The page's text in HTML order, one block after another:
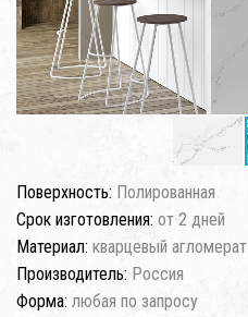
Поверхность: Полированная
Срок изготовления: от 2 дней
Материал: кварцевый агломерат
Производитель: Россия
Форма: любая по запросу